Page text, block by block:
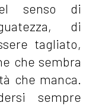
senso di
di
tagliato,
che sembra
che manca.
sempre